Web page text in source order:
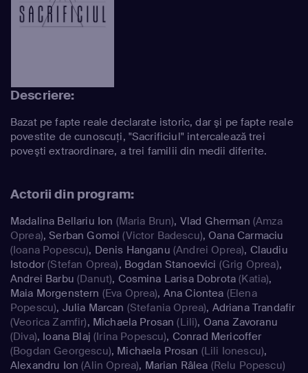
Descriere:
Bazat pe fapte reale declarate istoric, dar şi pe fapte reale
povestite de cunoscuţi, "Sacrificiul" intercalează trei
poveşti extraordinare, a trei familii din medii diferite.
Actorii din program:
Madalina Bellariu Ion (Maria Brun), Vlad Gherman (Amza
Oprea),Serban Gomoi (Victor Badescu),Oana Carmaciu
(Ioana Popescu), Denis Hanganu (Andrei Oprea), Claudiu
Istodor (Stefan Oprea), Bogdan Stanoevici (Grig Oprea),
Andrei Barbu (Danut), Cosmina Larisa Dobrota (Katia),
Maia Morgenstern (Eva Oprea), Ana Ciontea (Elena
Popescu), Julia Marcan (Stefania Oprea), Adriana Trandafir
(Veorica Zamfir), Michaela Prosan (Lili), Oana Zavoranu
(Diva), Ioana Blaj (Irina Popescu), Conrad Mericoffer
(Bogdan Georgescu), Michaela Prosan (Lili Ionescu),
Alexandru Ion (Alin Oprea), Marian Râlea (Relu Popescu)